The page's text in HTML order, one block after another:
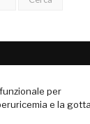
per
e la gotta